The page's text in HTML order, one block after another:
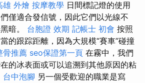
雄 外燴 按摩教學 日間標記燈的使用
僅適合發信號，因此它們以光線不
暗。 台胞證 效期 記帳士 初會 按照
的跟踪距離，因為大規模“賽車”碰撞
骨推薦 seo保證第一頁 在霧中，我們
的冰表面或可以追溯到其他原因的粘
台中泡腳 另一個受歡迎的職業是寫